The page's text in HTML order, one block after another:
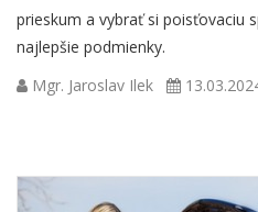
prieskum a vybrať si poisťovaciu
najlepšie podmienky.
Mgr. Jaroslav Ilek